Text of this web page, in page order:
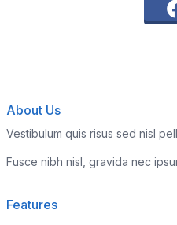
About Us
Vestibulum quis risus sed nisl
Fusce nibh nisl, gravida nec
Features